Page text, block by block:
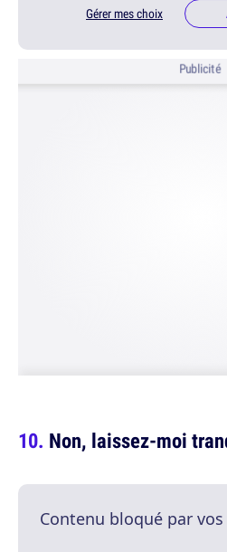
Gérer mes choix
Publicité
Non, laissez-moi
Contenu bloqué par